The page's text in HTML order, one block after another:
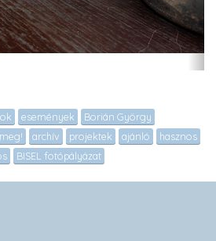
események
Borián György
archív projektek ajánló
hasznos
BISEL fotópályázat